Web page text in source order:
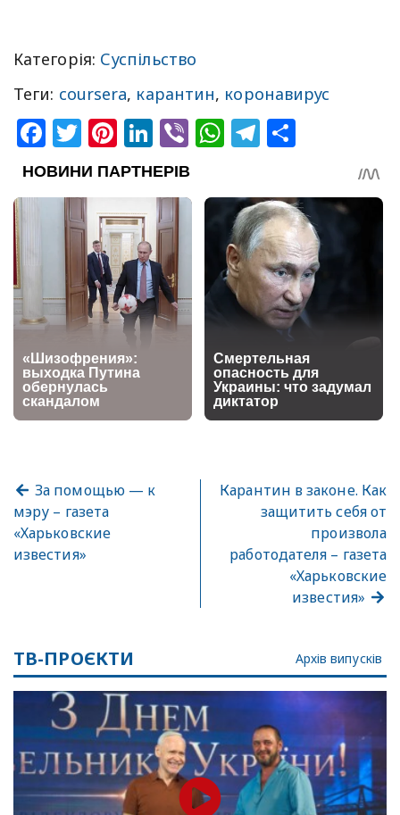
Категорія: Суспільство
Теги: coursera, карантин, коронавирус
Facebook
Twitter
Pinterest
LinkedIn
ViberWhatsApp
Telegram
За помощью — к
мэру – газета
«Харьковские
известия»
Карантин в законе. Как
защитить себя от
произвола
работодателя – газета
«Харьковские
известия»
ТВ-ПРОЄКТИ Архів випусків